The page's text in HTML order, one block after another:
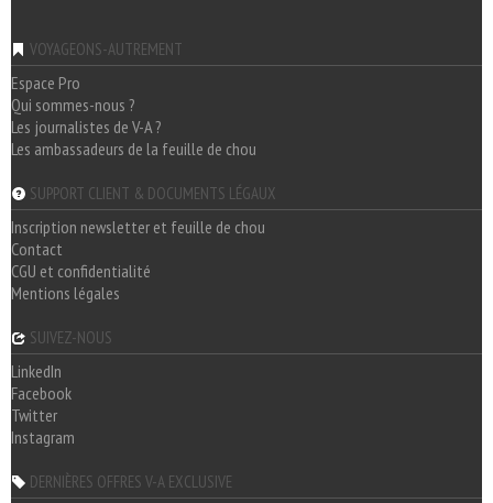
VOYAGEONS-AUTREMENT
Espace Pro
Qui sommes-nous ?
Les journalistes de V-A ?
Les ambassadeurs de la feuille de chou
SUPPORT CLIENT & DOCUMENTS LÉGAUX
Inscription newsletter et feuille de chou
Contact
CGU et confidentialité
Mentions légales
SUIVEZ-NOUS
LinkedIn
Facebook
Twitter
Instagram
DERNIÈRES OFFRES V-A EXCLUSIVE